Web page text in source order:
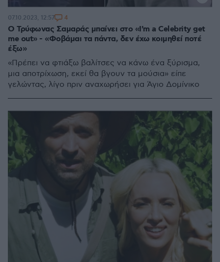
Ο Τρύφωνας Σαμαράς μπαίνει στο «I'm a Celebrity get
me out» - «Φοβάμαι τα πάντα, δεν έχω κοιμηθεί ποτέ
έξω»
«Πρέπει να φτιάξω βαλίτσες να κάνω ένα ξύρισμα,
μια αποτρίχωση, εκεί θα βγουν τα μούσια» είπε
γελώντας, λίγο πριν αναχωρήσει για Άγιο Δομίνικο
07.10.2023, 12:57 4